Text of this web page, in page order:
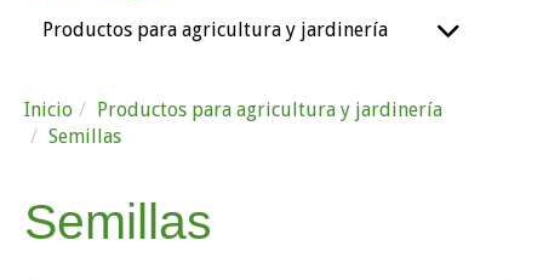
Productos para agricultura y jardinería
Inicio
Productos para agricultura y jardinería
Semillas
Semillas